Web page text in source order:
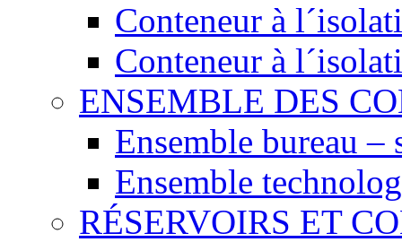
Conteneur à
Conteneur à
ENSEMBLE DES
Ensemble bureau –
Ensemble
RÉSERVOIRS ET